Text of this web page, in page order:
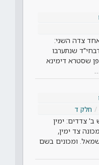
צדה השני:
שנתערבו
שסטרא דימינא
חלק ד
צדדים: ימין
צד ימין,
ומכונים בשם